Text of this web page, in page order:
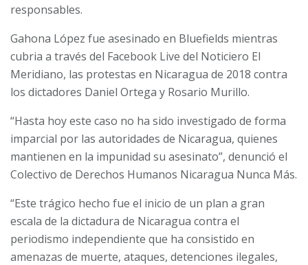
responsables.
Gahona López fue asesinado en Bluefields mientras
cubria a través del Facebook Live del Noticiero El
Meridiano, las protestas en Nicaragua de 2018 contra
los dictadores Daniel Ortega y Rosario Murillo.
“Hasta hoy este caso no ha sido investigado de forma
imparcial por las autoridades de Nicaragua, quienes
mantienen en la impunidad su asesinato”, denunció el
Colectivo de Derechos Humanos Nicaragua Nunca Más.
“Este trágico hecho fue el inicio de un plan a gran
escala de la dictadura de Nicaragua contra el
periodismo independiente que ha consistido en
amenazas de muerte, ataques, detenciones ilegales,